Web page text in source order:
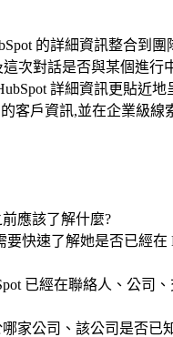
的詳細資訊整合到
次對話是否與某個進行
詳細資訊更貼近
客戶資訊,並在企業級線
應該了解什麼?
要快速了解她是否已經
已經在聯絡人、公
家公司、該公司是否